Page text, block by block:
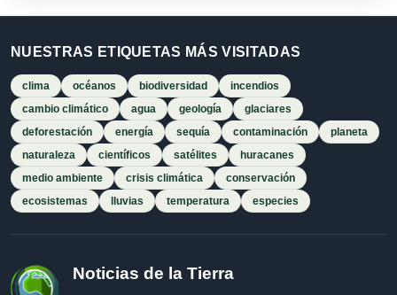
NUESTRAS ETIQUETAS MÁS VISITADAS
clima océanos biodiversidad
incendios
cambio climático
agua geología
glaciares
deforestación
energía sequía contaminación
planeta
naturaleza
científicos satélites
huracanes
medio ambiente
crisis climática
conservación
ecosistemas
lluvias temperatura especies
Noticias de la Tierra